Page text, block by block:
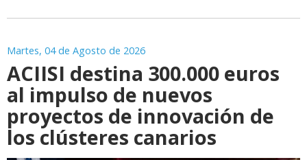
Martes, 04 de Agosto de 2026
ACIISI destina 300.000 euros
al impulso de nuevos
proyectos de innovación de
los clústeres canarios